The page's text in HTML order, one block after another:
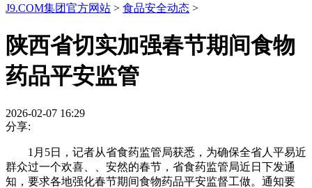
J9.COM集团官方网站 > 食品安全动态 >
陕西省切实加强春节期间食物
药品平安监管
2026-02-07 16:29
分享:
1月5日，记者从省食药监管局获悉，为确保全省人平易近
群众过一个欢喜、、安然的春节，省食药监管局近日下发通
知，要求各地强化春节期间食物药品平安监督工做。通知要